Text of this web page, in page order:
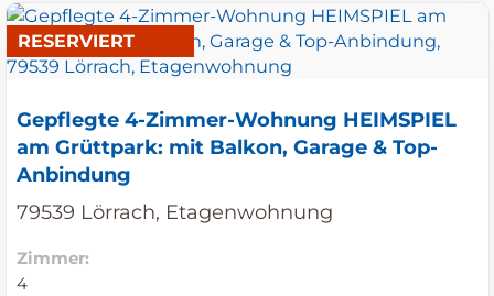
RESERVIERT
Gepflegte 4-Zimmer-Wohnung HEIMSPIEL
am Grüttpark: mit Balkon, Garage & Top-
Anbindung
79539 Lörrach, Etagenwohnung
Zimmer:
4